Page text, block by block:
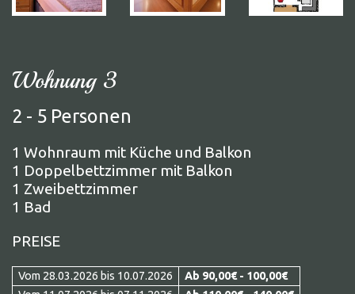
Wohnung 3
2 - 5 Personen
1 Wohnraum mit Küche und Balkon
1 Doppelbettzimmer mit Balkon
1 Zweibettzimmer
1 Bad
PREISE
Vom 28.03.2026 bis 10.07.2026
Ab 90,00€ - 100,00€